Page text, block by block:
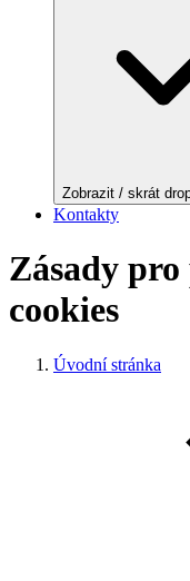
Zobrazit / skrát
Kontakty
Zásady
cookies
Úvodní stránka